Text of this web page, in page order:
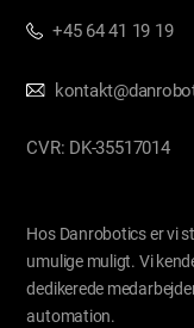
+45 64 41 19 19
CVR: DK-35517014
Hos Danrobotics er vi
umulige muligt. Vi
dedikerede
automation.